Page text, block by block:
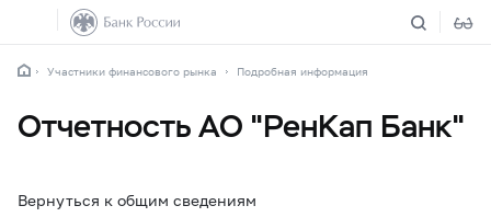
Участники финансового рынка Подробная информация
Отчетность АО "РенКап Банк"
Вернуться к общим сведениям